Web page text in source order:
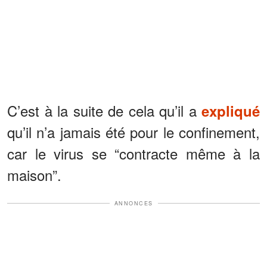
C’est à la suite de cela qu’il a expliqué
qu’il n’a jamais été pour le confinement,
car le virus se “contracte même à la
maison”.
ANNONCES